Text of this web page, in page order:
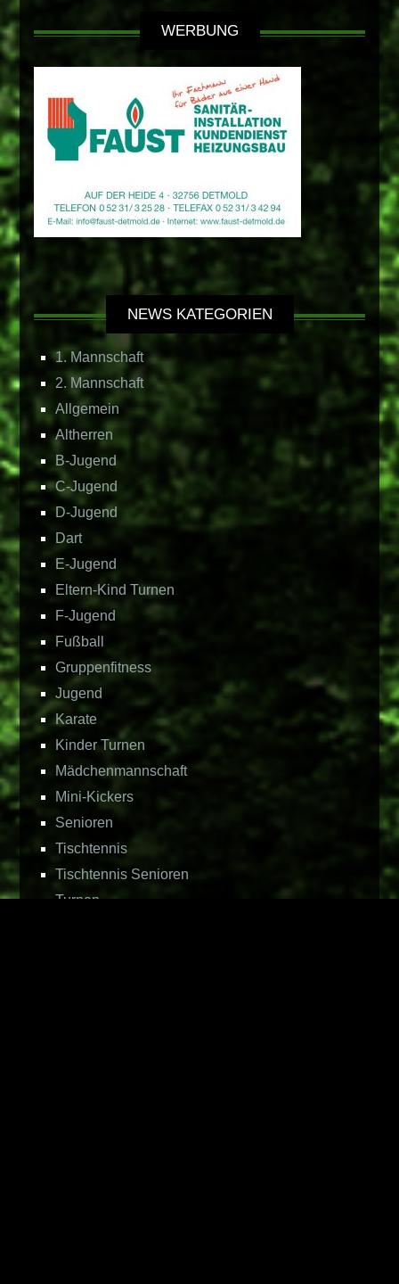
WERBUNG
NEWS KATEGORIEN
1. Mannschaft
2. Mannschaft
Allgemein
Altherren
B-Jugend
C-Jugend
D-Jugend
Dart
E-Jugend
Eltern-Kind Turnen
F-Jugend
Fußball
Gruppenfitness
Jugend
Karate
Kinder Turnen
Mädchenmannschaft
Mini-Kickers
Senioren
Tischtennis
Tischtennis Senioren
Turnen